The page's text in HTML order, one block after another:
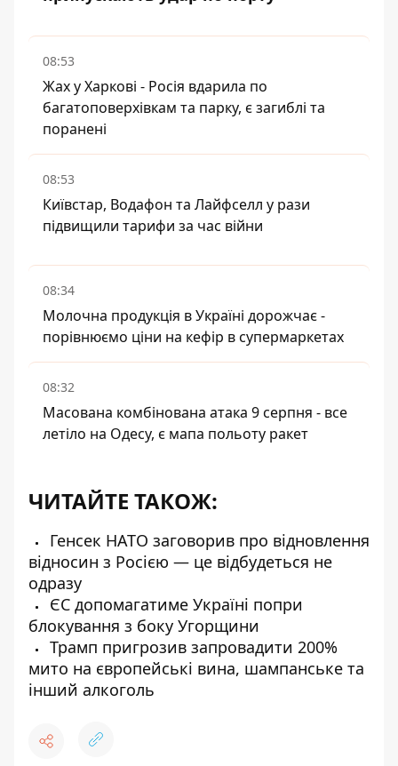
08:53
Жах у Харкові - Росія вдарила по
багатоповерхівкам та парку, є загиблі та
поранені
08:53
Київстар, Водафон та Лайфселл у рази
підвищили тарифи за час війни
08:34
Молочна продукція в Україні дорожчає -
порівнюємо ціни на кефір в супермаркетах
08:32
Масована комбінована атака 9 серпня - все
летіло на Одесу, є мапа польоту ракет
ЧИТАЙТЕ ТАКОЖ:
Генсек НАТО заговорив про відновлення
відносин з Росією — це відбудеться не
одразу
ЄС допомагатиме Україні попри
блокування з боку Угорщини
Трамп пригрозив запровадити 200%
мито на європейські вина, шампанське та
інший алкоголь